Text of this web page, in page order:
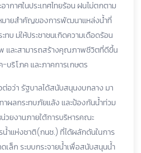
ากาศในประเทศไทยร้อน ฝนไม่ตกตาม
มายสำคัญของการพัฒนาแหล่งน้ำที่
บ ม่ให้ประชาชนเกิดความเดือดร้อน
และสามารถสร้างคุณภาพชีวิตที่ดีขึ้น
-บริโภค และภาคการเกษตร
ต่อว่า รัฐบาลได้สนับสนุนงบกลาง มา
ทาผลกระทบภัยแล้ง และป้องกันน้ำท่วม
วยงานภายใต้การบริหารคณะ
ำแห่งชาติ(กนช.) ที่ได้ผลักดันในการ
ล็ก ระบบกระจายน้ำเพื่อสนับสนุนน้ำ